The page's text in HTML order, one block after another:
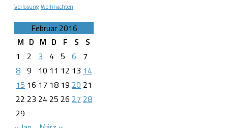
Verlosung Weihnachten
Februar 2016
M D M D F S
S
1
2 3 4 5 6
7
8 9 10 11 12 13 14
15 16 17 18 19 20 21
22 23 24 25 26 27 28
29